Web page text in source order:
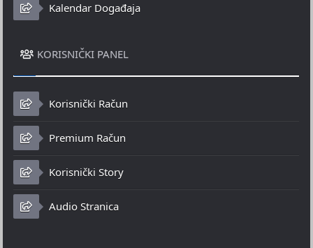
Kalendar Događaja
KORISNIČKI PANEL
Korisnički Račun
Premium Račun
Korisnički Story
Audio Stranica